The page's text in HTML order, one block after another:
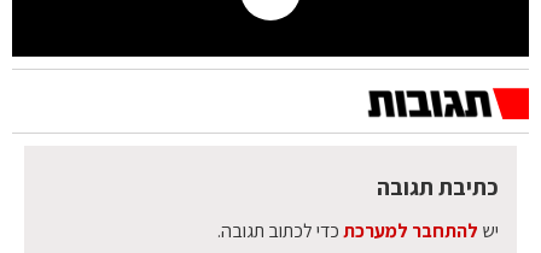
כתיבת תגובה
יש להתחבר למערכתכדי לכתוב תגובה.